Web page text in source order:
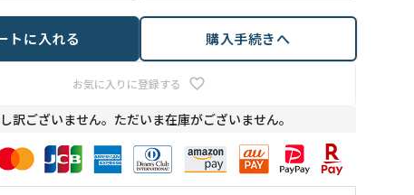
お気に入りに登録する
トに入れる 購入手続きへ
訳ございません。ただいま在庫がございません。